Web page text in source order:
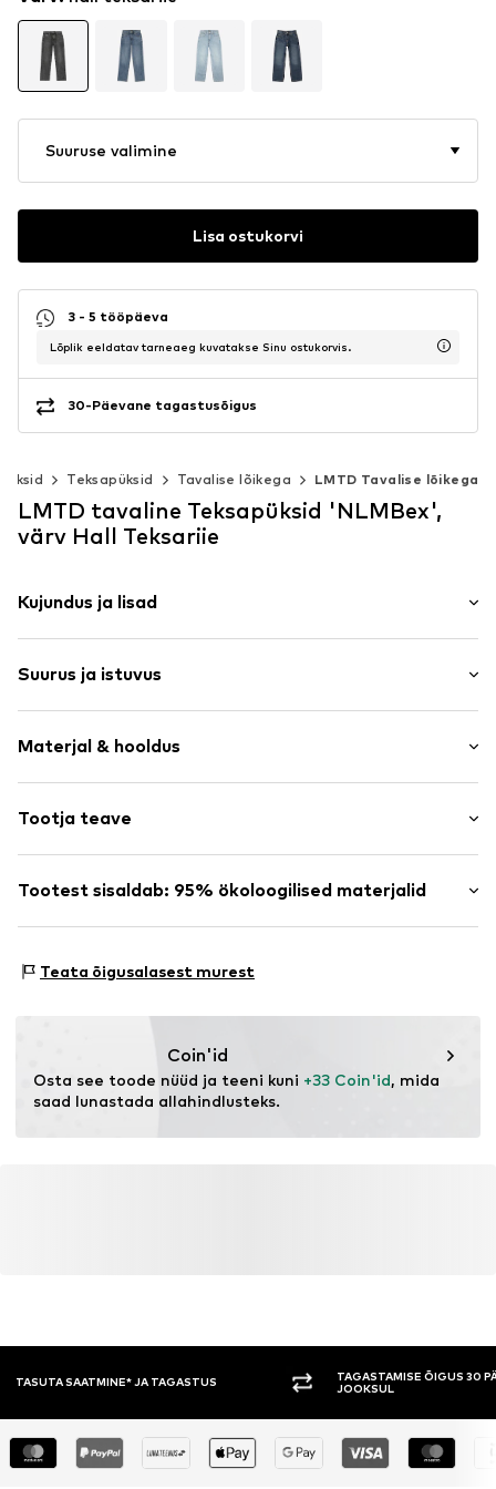
Suuruse valimine
Lisa ostukorvi
3 - 5 tööpäeva
Lõplik eeldatav tarneaeg kuvatakse Sinu ostukorvis.
30-Päevane tagastusõigus
Teksapüksid Tavalise lõikega LMTD Tavalise lõikega
LMTD tavaline Teksapüksid 'NLMBex',
värv Hall Teksariie
Kujundus ja lisad
Teksad
Tugevalt töödeldud
Tõmblukuga kinnitus
Vöö aasad
Toote nr. LMT3035001000001
Suurus ja istuvus
Istuvus: tavaline
Materjal & hooldus
Materjal: 100% Puuvill
40 °C pesu
Keemiliselt mitte puhastada
Tootja teave
Modering 1
DE
Tootest sisaldab: 95% ökoloogilised materjalid
kasvatamise eesmärk on säilitada mulla tervist ja
geneetilisest muundamisest ning piirates veekasutust ja
keemilisi väetisi.
Lisateave
Teata õigusalasest murest
Coin'id
Osta see toode nüüd ja teeni kuni +33 Coin'id, mida
saad lunastada allahindlusteks.
TAGASTAMISE ÕIGUS 30 PÄEVA
JOOKSUL
TASUMINE